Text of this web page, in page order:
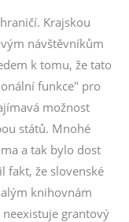
Krajskou
návštěvníkům
k tomu, že tato
funkce" pro
možnost
států. Mnohé
a tak bylo dost
fakt, že slovenské
knihovnám
grantový